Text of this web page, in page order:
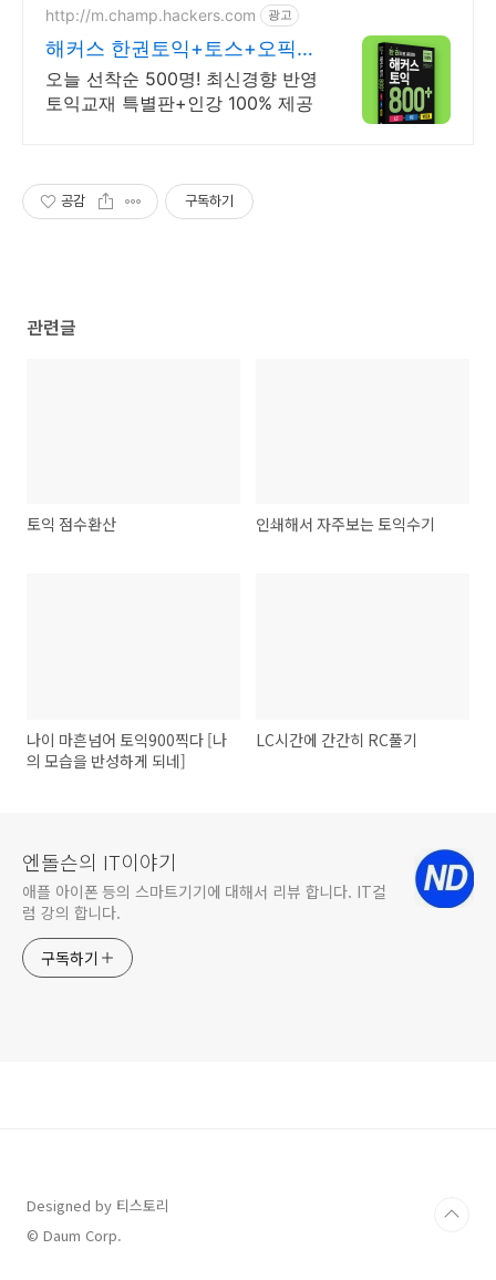
http://m.champ.hackers.com 광고
해커스 한권토익+토스+오픽
토익+토스+오픽
오늘 선착순 500명! 최신경향 반영
토익교재 특별판+인강 100% 제공
공감 구독하기
관련글
토익 점수환산 인쇄해서 자주보는 토익수기
나이 마흔넘어 토익900찍다 [나
의 모습을 반성하게 되네]
LC시간에 간간히 RC풀기
엔돌슨의 IT이야기
애플 아이폰 등의 스마트기기에 대해서 리뷰 합니다. IT컬
럼 강의 합니다.
구독하기
Designed by 티스토리
© Daum Corp.